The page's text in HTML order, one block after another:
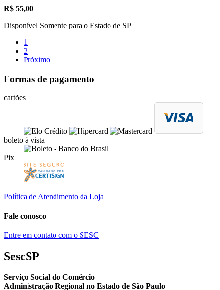
R$ 55,00
Disponível Somente para o Estado de SP
1
2
Próximo
Formas de pagamento
cartões
boleto à vista
Pix
Política de Atendimento da Loja
Fale conosco
Entre em contato com o SESC
SescSP
Serviço Social do Comércio
Administração Regional no Estado de São Paulo